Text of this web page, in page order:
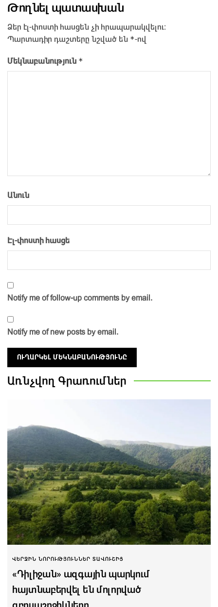
Թողնել պատասխան
Ձեր էլ-փոստի հասցեն չի հրապարակվելու։
Պարտադիր դաշտերը նշված են *-ով
Մեկնաբանություն *
Անուն
Էլ-փոստի հասցե
Notify me of follow-up comments by email.
Notify me of new posts by email.
Առնչվող Գրառումներ
ՎԵՐՋԻՆ ՆՈՐՈՒԹՅՈՒՆՆԵՐ ՏԱՎՈՒՇԻՑ
«Դիլիջան» ազգային պարկում
հայտնաբերվել են մոլորված
զբոսաշրջիկները